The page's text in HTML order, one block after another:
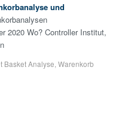
und
2020 Wo? Controller Institut,
Basket Analyse Warenkorb